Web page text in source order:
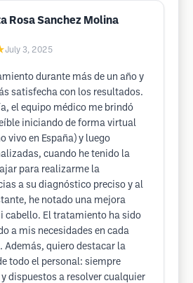
Rosa Sanchez Molina
July 3, 2025
durante más de un año y
satisfecha con los resultados.
el equipo médico me brindó
iniciando de forma virtual
vivo en España) y luego
cuando he tenido la
para realizarme la
a su diagnóstico preciso y al
he notado una mejora
cabello. El tratamiento ha sido
a mis necesidades en cada
Además, quiero destacar la
todo el personal: siempre
dispuestos a resolver cualquier